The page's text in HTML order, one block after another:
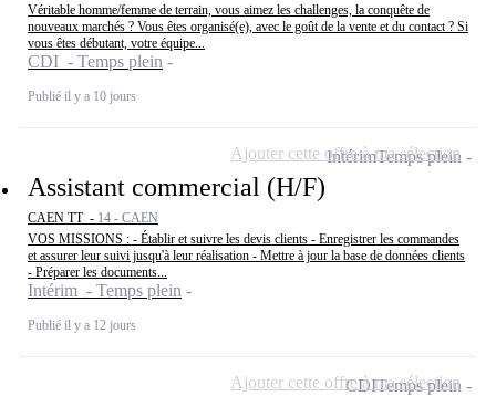
Véritable homme/femme de terrain, vous aimez les challenges, la conquête de
nouveaux marchés ? Vous êtes organisé(e), avec le goût de la vente et du contact ? Si
vous êtes débutant, votre équipe...
CDI - Temps plein
Publié il y a 10 jours
Assistant commercial (H/F)
CAEN TT - 14 - CAEN
VOS MISSIONS : - Établir et suivre les devis clients - Enregistrer les commandes
et assurer leur suivi jusqu'à leur réalisation - Mettre à jour la base de données clients
- Préparer les documents...
Intérim - Temps plein
Publié il y a 12 jours
IntérimTemps plein
Ajouter cette offre à ma sélection
CDITemps plein
Ajouter cette offre à ma sélection